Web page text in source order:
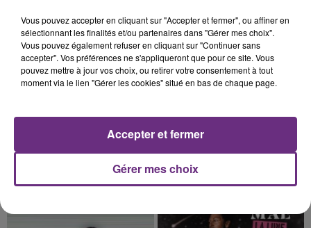
21h50
21h50 21h47
21h47
Juste Un Peu
Vous pouvez accepter en cliquant sur "Accepter et fermer", ou affiner en
sélectionnant les finalités et/ou partenaires dans "Gérer mes choix".
Vous pouvez également refuser en cliquant sur "Continuer sans
accepter". Vos préférences ne s'appliqueront que pour ce site. Vous
pouvez mettre à jour vos choix, ou retirer votre consentement à tout
moment via le lien "Gérer les cookies" situé en bas de chaque page.
Gérer mes choix
Accepter et fermer